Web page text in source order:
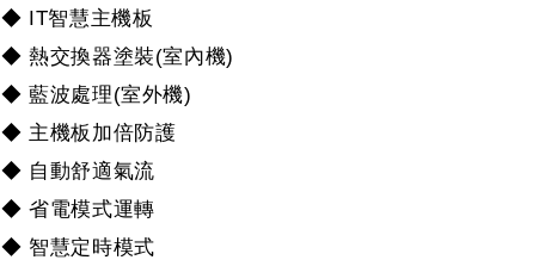
◆ IT智慧主機板
◆ 熱交換器塗裝(室內機)
◆ 藍波處理(室外機)
◆ 主機板加倍防護
◆ 自動舒適氣流
◆ 省電模式運轉
◆ 智慧定時模式